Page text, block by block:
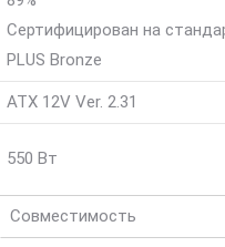
Сертифицирован на
PLUS Bronze
ATX 12V Ver. 2.31
550 Вт
Совместимость